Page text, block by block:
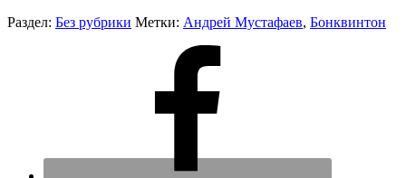
Раздел: Без рубрики Метки: Андрей Мустафаев, Бонквинтон